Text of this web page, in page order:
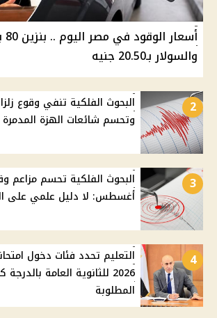
والسولار بـ20.50 جنيه
2
البحوث الفلكية تنفي وقوع
وتحسم شائعات الهزة المدمرة
3
أغسطس: لا دليل علمي على
4
التعليم تحدد فئات دخول
2026 للثانوية العامة
المطلوبة